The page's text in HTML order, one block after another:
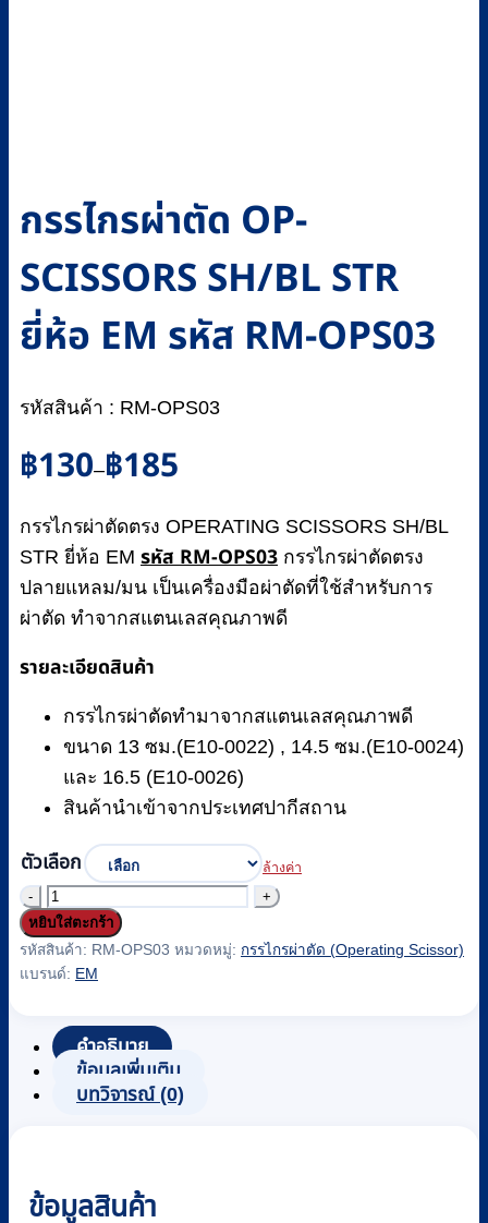
กรรไกรผ่าตัด OP-
SCISSORS SH/BL STR
ยี่ห้อ EM รหัส RM-OPS03
รหัสสินค้า : RM-OPS03
฿130–฿185
Price
range:
through
฿185
กรรไกรผ่าตัดตรง OPERATING SCISSORS SH/BL
STR ยี่ห้อ EM รหัส RM-OPS03 กรรไกรผ่าตัดตรง
ปลายแหลม/มน เป็นเครื่องมือผ่าตัดที่ใช้สำหรับการ
ผ่าตัด ทำจากสแตนเลสคุณภาพดี
รายละเอียดสินค้า
กรรไกรผ่าตัดทำมาจากสแตนเลสคุณภาพดี
ขนาด 13 ซม.(E10-0022) , 14.5 ซม.(E10-0024)
และ 16.5 (E10-0026)
สินค้านำเข้าจากประเทศปากีสถาน
ตัวเลือก ล้างค่า
จำนวน
กรรไกร
ผ่าตัด
OP-
SH/BL
STR
ยี่ห้อ
ชิ้น
หยิบใส่ตะกร้า
รหัสสินค้า: RM-OPS03 หมวดหมู่: กรรไกรผ่าตัด (Operating Scissor)
แบรนด์: EM
คำอธิบาย
ข้อมูลเพิ่มเติม
บทวิจารณ์ (0)
ข้อมูลสินค้า